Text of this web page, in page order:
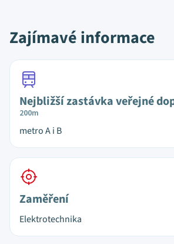
Zajímavé informace
Nejbližší zastávka veřejné
200m
metro A i B
Zaměření
Elektrotechnika